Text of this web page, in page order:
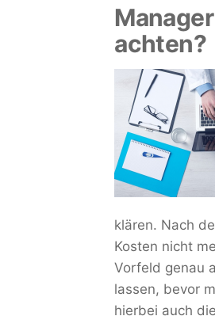
achten?
klären. Nach
Kosten nicht
Vorfeld genau
lassen, bevor
hierbei auch